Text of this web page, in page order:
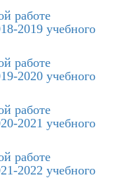
работе
2019 учебного
работе
2020 учебного
работе
2021 учебного
работе
2022 учебного